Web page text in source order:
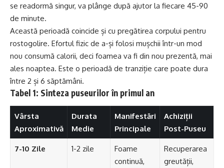
se readormă singur, va plânge după ajutor la fiecare 45-90
de minute.
Această perioadă coincide și cu pregătirea corpului pentru
rostogolire. Efortul fizic de a-și folosi mușchii într-un mod
nou consumă calorii, deci foamea va fi din nou prezentă, mai
ales noaptea. Este o perioadă de tranziție care poate dura
între 2 și 6 săptămâni.
Tabel 1: Sinteza puseurilor în primul an
Vârsta
Aproximativă
Durata
Medie
Manifestări
Principale
Achiziții
Post-Puseu
7-10 Zile 1-2 zile
Foame
continuă,
Recuperarea
greutății,